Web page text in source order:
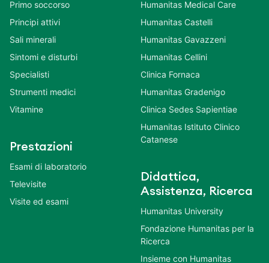
Primo soccorso
Principi attivi
Sali minerali
Sintomi e disturbi
Specialisti
Strumenti medici
Vitamine
Prestazioni
Esami di laboratorio
Televisite
Visite ed esami
Humanitas Medical Care
Humanitas Castelli
Humanitas Gavazzeni
Humanitas Cellini
Clinica Fornaca
Humanitas Gradenigo
Clinica Sedes Sapientiae
Humanitas Istituto Clinico
Catanese
Didattica,
Assistenza, Ricerca
Humanitas University
Fondazione Humanitas per la
Ricerca
Insieme con Humanitas